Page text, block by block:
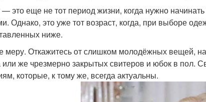
— это еще не тот период жизни, когда нужно
Однако, это уже тот возраст, когда, при выборе
ниже.
меру. Откажитесь от слишком молодёжных вещей,
же чрезмерно закрытых свитеров и юбок в пол.
которые, к тому же, всегда актуальны.